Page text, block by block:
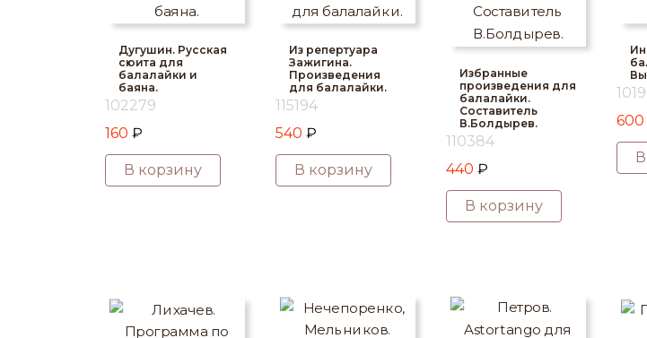
Дугушин. Русская
сюита для
балалайки и
баяна.
102279
160 ₽
В корзину
Из репертуара
Зажигина.
Произведения
для балалайки.
115194
540 ₽
В корзину
Избранные
произведения для
балалайки.
Составитель
В.Болдырев.
110384
440 ₽
В корзину
600